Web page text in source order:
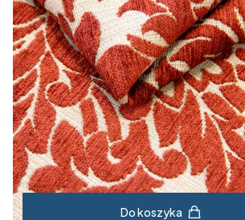
Do koszyka